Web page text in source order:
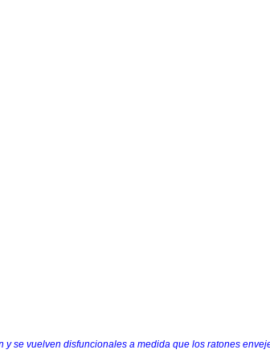
y se vuelven disfuncionales a medida que los ratones